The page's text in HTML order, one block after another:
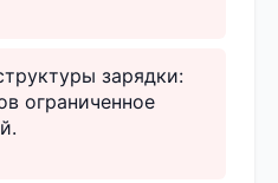
зарядки:
ограниченное